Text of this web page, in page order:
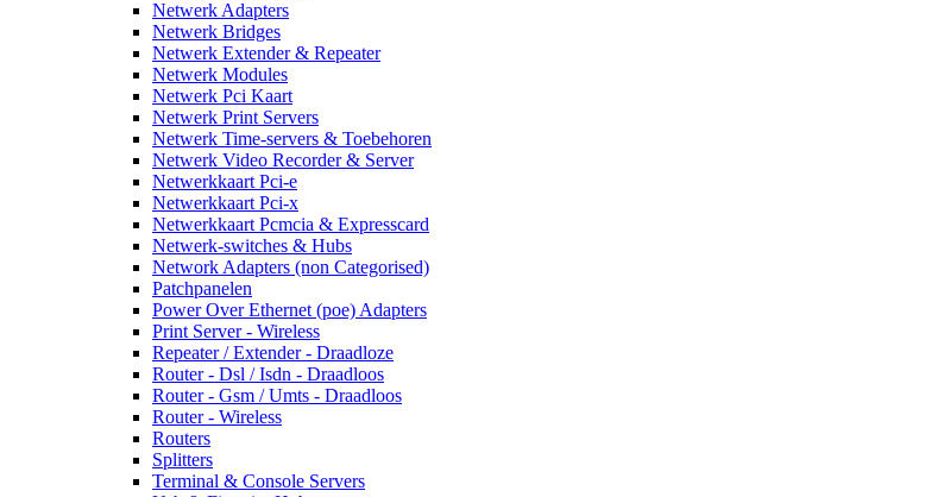
Netwerk Adapters
Netwerk Bridges
Netwerk Extender & Repeater
Netwerk Modules
Netwerk Pci Kaart
Netwerk Print Servers
Netwerk Time-servers & Toebehoren
Netwerk Video Recorder & Server
Netwerkkaart Pci-e
Netwerkkaart Pci-x
Netwerkkaart Pcmcia & Expresscard
Netwerk-switches & Hubs
Network Adapters (non Categorised)
Patchpanelen
Power Over Ethernet (poe) Adapters
Print Server - Wireless
Repeater / Extender - Draadloze
Router - Dsl / Isdn - Draadloos
Router - Gsm / Umts - Draadloos
Router - Wireless
Routers
Splitters
Terminal & Console Servers